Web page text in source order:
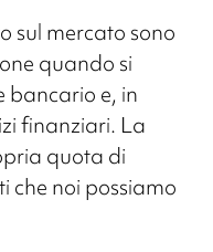
sul mercato sono
quando si
bancario e, in
finanziari. La
quota di
che noi possiamo